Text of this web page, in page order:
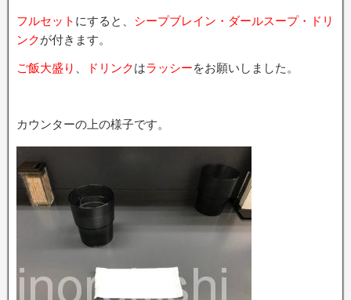
フルセット にすると、 シープブレイン・ダールスープ・ドリ
ンクが付きます。
ご飯大盛り ドリンクはラッシーをお願いしました。
カウンターの上の様子です。